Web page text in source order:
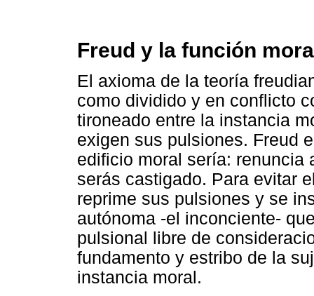
Freud y la función
El axioma de la teoría
como dividido y en conflicto
tironeado entre la instancia
exigen sus pulsiones. Freud
edificio moral sería: renuncia
serás castigado. Para evitar
reprime sus pulsiones y se
autónoma -el inconciente-
pulsional libre de
fundamento y estribo de la
instancia moral.